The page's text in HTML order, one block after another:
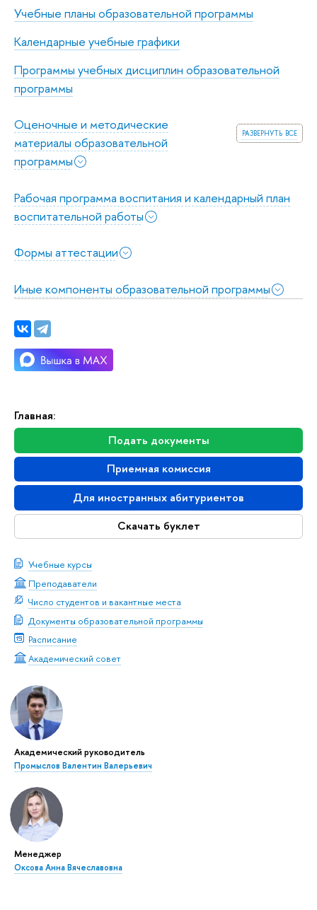
Главная:
Подать документы
Приемная комиссия
Для иностранных абитуриентов
Скачать буклет
Учебные курсы
Преподаватели
Число студентов и вакантные места
Документы образовательной программы
Расписание
Академический совет
Академический руководитель
Промыслов Валентин Валерьевич
Менеджер
Оксова Анна Вячеславовна
Учебные планы образовательной программы
Календарные учебные графики
Программы учебных дисциплин образовательной
программы
развернуть все
Оценочные и методические
материалы образовательной
программы
Рабочая программа воспитания и календарный план
воспитательной работы
Формы аттестации
Иные компоненты образовательной программы